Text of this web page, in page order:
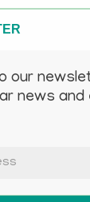
our
news and